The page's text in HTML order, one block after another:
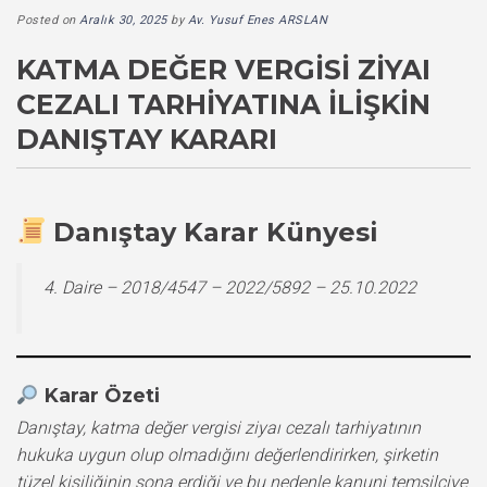
Posted on Aralık 30, 2025byAv. Yusuf Enes ARSLAN
KATMA DEĞER VERGISI ZIYAI
CEZALI TARHIYATINA İLIŞKIN
DANIŞTAY KARARI
Danıştay Karar Künyesi
4. Daire – 2018/4547 – 2022/5892 – 25.10.2022
Karar Özeti
Danıştay, katma değer vergisi ziyaı cezalı tarhiyatının
hukuka uygun olup olmadığını değerlendirirken, şirketin
tüzel kişiliğinin sona erdiği ve bu nedenle kanuni temsilciye